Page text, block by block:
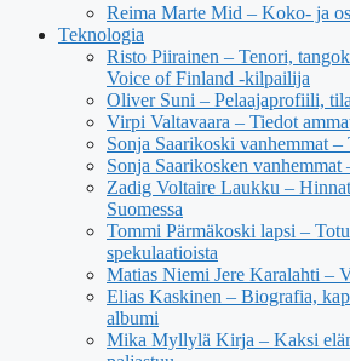
Reima Marte Mid – Koko- ja
Teknologia
Risto Piirainen – Tenori,
Voice of Finland -kilpailija
Oliver Suni – Pelaajaprofiili,
Virpi Valtavaara – Tiedot
Sonja Saarikoski vanhemmat –
Sonja Saarikosken vanhemmat
Zadig Voltaire Laukku –
Suomessa
Tommi Pärmäkoski lapsi –
spekulaatioista
Matias Niemi Jere Karalahti –
Elias Kaskinen – Biografia,
albumi
Mika Myllylä Kirja – Kaksi